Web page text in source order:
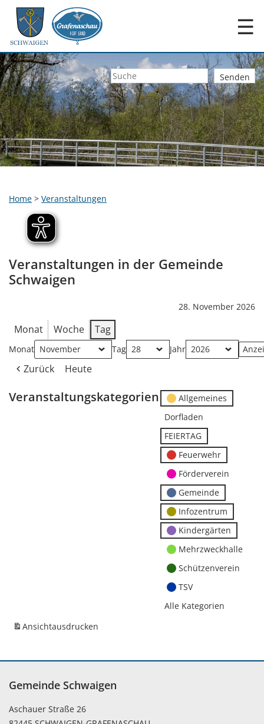
☰
Home > Veranstaltungen
Veranstaltungen in der Gemeinde
Schwaigen
28. November 2026
Monat Woche Tag
Monat Tag Jahr
Zurück Heute
Veranstaltungskategorien
Allgemeines
Dorfladen
FEIERTAG
Feuerwehr
Förderverein
Gemeinde
Infozentrum
Kindergärten
Mehrzweckhalle
Schützenverein
TSV
Alle Kategorien
Ansichtausdrucken
Gemeinde Schwaigen
Aschauer Straße 26